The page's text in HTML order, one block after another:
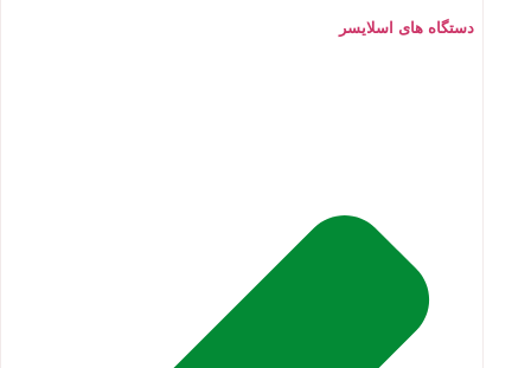
دستگاه های اسلایسر